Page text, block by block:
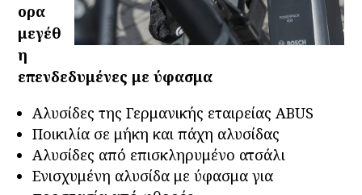
ορα
μεγέθ
η
επενδεδυμένες με ύφασμα
Αλυσίδες της Γερμανικής εταιρείας ABUS
Ποικιλία σε μήκη και πάχη αλυσίδας
Αλυσίδες από επισκληρυμένο ατσάλι
Ενισχυμένη αλυσίδα με ύφασμα για